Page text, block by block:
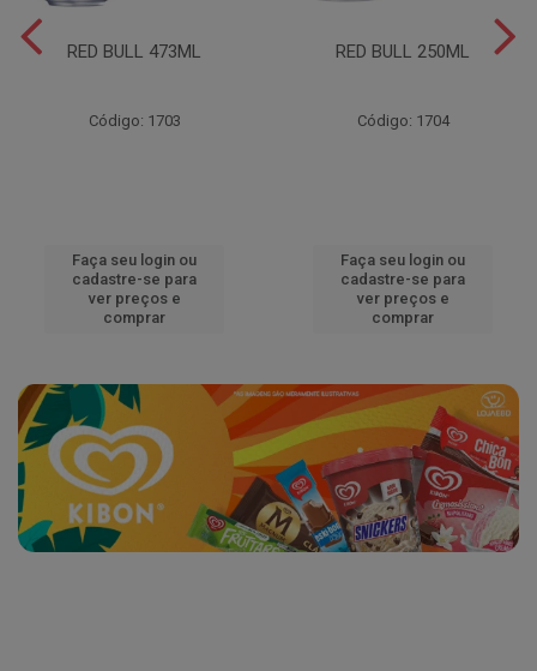
RED BULL 473ML
Código: 1703
Faça seu login ou
cadastre-se para
ver preços e
comprar
RED BULL 250ML
Código: 1704
Faça seu login ou
cadastre-se para
ver preços e
comprar